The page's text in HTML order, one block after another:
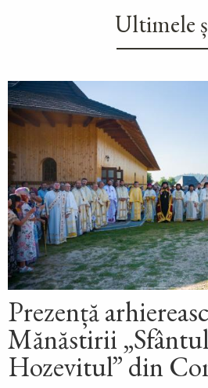
Ultimele
Prezență
Mănăstirii
Hozevitul” din